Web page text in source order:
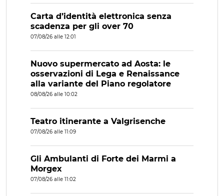
Carta d’identità elettronica senza
scadenza per gli over 70
07/08/26 alle 12:01
Nuovo supermercato ad Aosta: le
osservazioni di Lega e Renaissance
alla variante del Piano regolatore
08/08/26 alle 10:02
Teatro itinerante a Valgrisenche
07/08/26 alle 11:09
Gli Ambulanti di Forte dei Marmi a
Morgex
07/08/26 alle 11:02